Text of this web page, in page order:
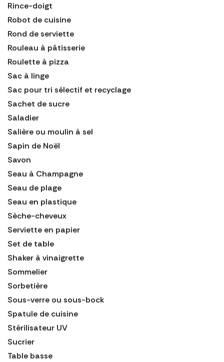
Rince-doigt
Robot de cuisine
Rond de serviette
Rouleau à pâtisserie
Roulette à pizza
Sac à linge
Sac pour tri sélectif et recyclage
Sachet de sucre
Saladier
Salière ou moulin à sel
Sapin de Noël
Savon
Seau à Champagne
Seau de plage
Seau en plastique
Sèche-cheveux
Serviette en papier
Set de table
Shaker à vinaigrette
Sommelier
Sorbetière
Sous-verre ou sous-bock
Spatule de cuisine
Stérilisateur UV
Sucrier
Table basse